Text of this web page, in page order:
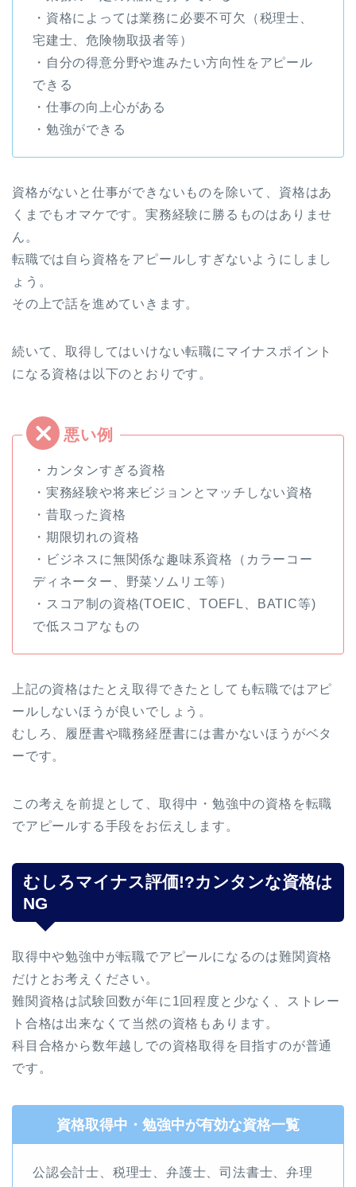
・資格によっては業務に必要不可欠（税理士、
宅建士、危険物取扱者等）
・自分の得意分野や進みたい方向性をアピール
できる
・仕事の向上心がある
・勉強ができる
資格がないと仕事ができないものを除いて、資格はあ
くまでもオマケです。実務経験に勝るものはありませ
ん。
転職では自ら資格をアピールしすぎないようにしまし
ょう。
その上で話を進めていきます。
続いて、取得してはいけない転職にマイナスポイント
になる資格は以下のとおりです。
・カンタンすぎる資格
・実務経験や将来ビジョンとマッチしない資格
・昔取った資格
・期限切れの資格
・ビジネスに無関係な趣味系資格（カラーコー
ディネーター、野菜ソムリエ等）
・スコア制の資格(TOEIC、TOEFL、BATIC等)
で低スコアなもの
上記の資格はたとえ取得できたとしても転職ではアピ
ールしないほうが良いでしょう。
むしろ、履歴書や職務経歴書には書かないほうがベタ
ーです。
この考えを前提として、取得中・勉強中の資格を転職
でアピールする手段をお伝えします。
むしろマイナス評価!?カンタンな資格は
NG
取得中や勉強中が転職でアピールになるのは難関資格
だけとお考えください。
難関資格は試験回数が年に1回程度と少なく、ストレー
ト合格は出来なくて当然の資格もあります。
科目合格から数年越しでの資格取得を目指すのが普通
です。
資格取得中・勉強中が有効な資格一覧
公認会計士、税理士、弁護士、司法書士、弁理